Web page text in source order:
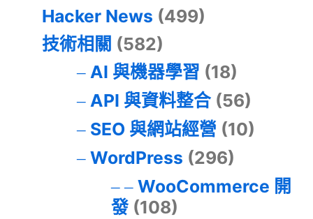
Hacker News (499)
技術相關 (582)
AI 與機器學習 (18)
API 與資料整合(56)
SEO 與網站經營 (10)
WordPress (296)
WooCommerce 開
發(108)